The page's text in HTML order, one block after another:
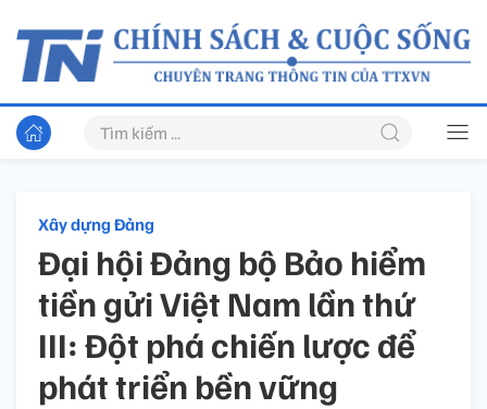
Xây dựng Đảng
Đại hội Đảng bộ Bảo hiểm
tiền gửi Việt Nam lần thứ
III: Đột phá chiến lược để
phát triển bền vững